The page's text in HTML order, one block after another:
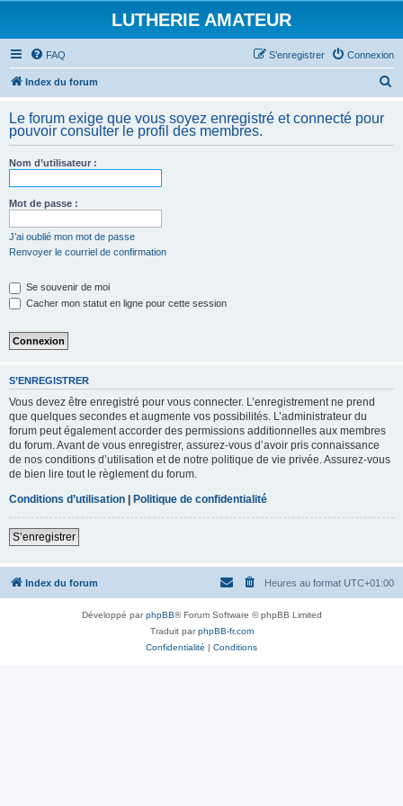
LUTHERIE AMATEUR
FAQ Connexion
S’enregistrer
Index du forum
h
Le forum exige que vous soyez enregistré et connecté pour
pouvoir consulter le profil des membres.
Nom d’utilisateur :
Mot de passe :
J’ai oublié mon mot de passe
Renvoyer le courriel de confirmation
Se souvenir de moi
Cacher mon statut en ligne pour cette session
S’ENREGISTRER
Vous devez être enregistré pour vous connecter. L’enregistrement ne prend
que quelques secondes et augmente vos possibilités. L’administrateur du
forum peut également accorder des permissions additionnelles aux membres
du forum. Avant de vous enregistrer, assurez-vous d’avoir pris connaissance
de nos conditions d’utilisation et de notre politique de vie privée. Assurez-vous
de bien lire tout le règlement du forum.
Conditions d’utilisation | Politique de confidentialité
S’enregistrer
Index du forum Heures au format UTC+01:00
Développé parphpBB® Forum Software © phpBB Limited
Traduit parphpBB-fr.com
Confidentialité | Conditions